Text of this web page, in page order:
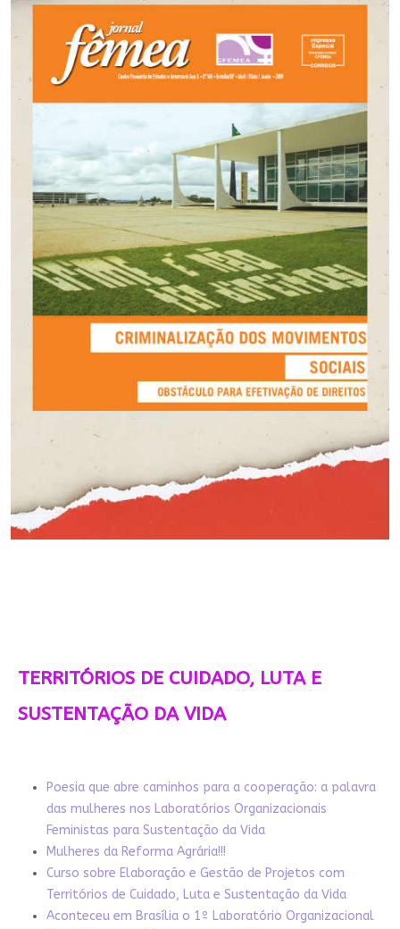
TERRITÓRIOS DE CUIDADO, LUTA E
SUSTENTAÇÃO DA VIDA
Poesia que abre caminhos para a cooperação: a palavra
das mulheres nos Laboratórios Organizacionais
Feministas para Sustentação da Vida
Mulheres da Reforma Agrária!!!
Curso sobre Elaboração e Gestão de Projetos com
Territórios de Cuidado, Luta e Sustentação da Vida
Aconteceu em Brasília o 1º Laboratório Organizacional